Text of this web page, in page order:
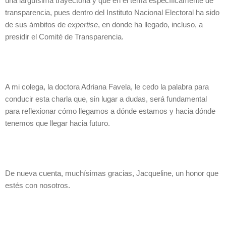
transparencia, pues dentro del Instituto Nacional Electoral ha sido
de sus ámbitos de expertise, en donde ha llegado, incluso, a
presidir el Comité de Transparencia.
A mi colega, la doctora Adriana Favela, le cedo la palabra para
conducir esta charla que, sin lugar a dudas, será fundamental
para reflexionar cómo llegamos a dónde estamos y hacia dónde
tenemos que llegar hacia futuro.
De nueva cuenta, muchísimas gracias, Jacqueline, un honor que
estés con nosotros.